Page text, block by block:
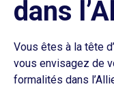
dans
Vous êtes à la tête
vous envisagez de
formalités dans